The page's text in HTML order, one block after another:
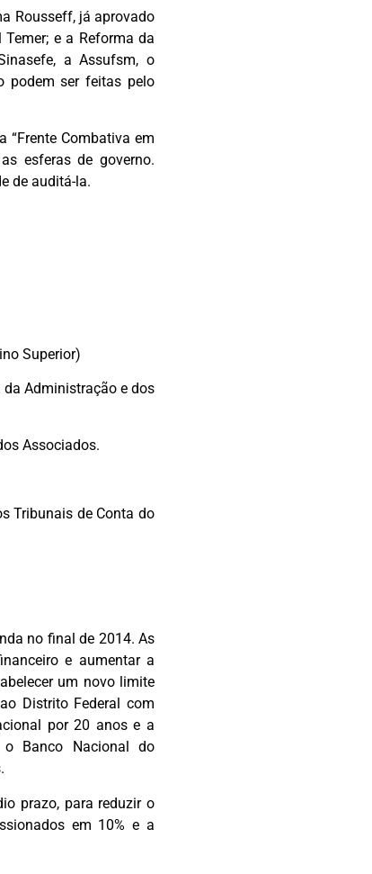
Rousseff, já aprovado
e a Reforma da
a Assufsm, o
podem ser feitas pelo
“Frente Combativa em
esferas de governo.
de auditá-la.
Superior)
da Administração e dos
Associados.
Tribunais de Conta do
no final de 2014. As
e aumentar a
um novo limite
Distrito Federal com
por 20 anos e a
o Banco Nacional do
prazo, para reduzir o
em 10% e a